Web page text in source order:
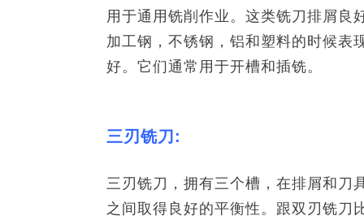
用于通用铣削作业。这类铣刀排屑良
加工钢，不锈钢，铝和塑料的时候表
好。它们通常用于开槽和插铣。
三刃铣刀:
三刃铣刀，拥有三个槽，在排屑和刀
之间取得良好的平衡性。跟双刃铣刀